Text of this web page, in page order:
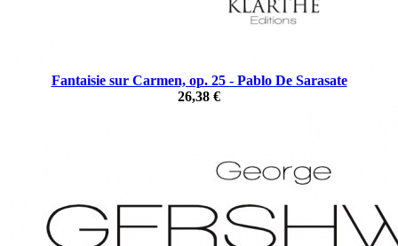
Fantaisie sur Carmen, op. 25 - Pablo De Sarasate
26,38 €